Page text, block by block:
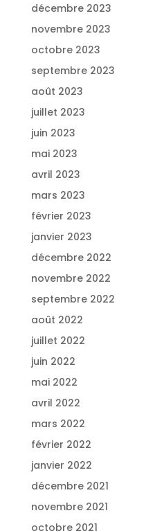
décembre 2023
novembre 2023
octobre 2023
septembre 2023
août 2023
juillet 2023
juin 2023
mai 2023
avril 2023
mars 2023
février 2023
janvier 2023
décembre 2022
novembre 2022
septembre 2022
août 2022
juillet 2022
juin 2022
mai 2022
avril 2022
mars 2022
février 2022
janvier 2022
décembre 2021
novembre 2021
octobre 2021